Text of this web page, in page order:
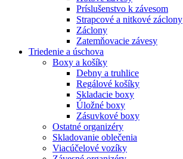
Príslušenstvo k závesom
Strapcové a nitkové záclony
Záclony
Zatemňovacie závesy
Triedenie a úschova
Boxy a košíky
Debny a truhlice
Regálové košíky
Skladacie boxy
Úložné boxy
Zásuvkové boxy
Ostatné organizéry
Skladovanie oblečenia
Viacúčelové vozíky